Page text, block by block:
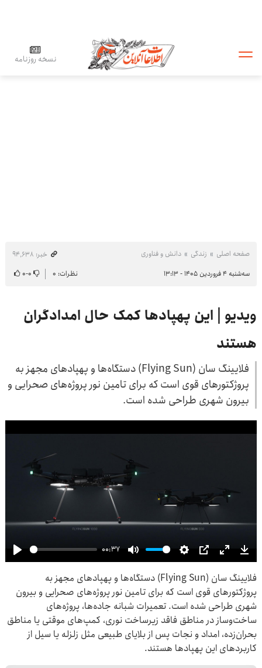
نسخه روزنامه
صفحه اصلی زندگی دانش و فناوری
خبر: ۹۴٬۶۳۸
سه‌شنبه ۴ فروردین ۱۴۰۵ - ۱۳:۱۳
نظرات: ۰ ۰-۰
ویدیو | این پهپادها کمک حال امدادگران
هستند
فلایینگ سان (Flying Sun) دستگاه‌ها و پهپادهای مجهز به
پروژکتورهای قوی است که برای تامین نور پروژه‌های صحرایی و
بیرون شهری طراحی شده است.
Play
00:37
Mute Settings
PIP Enter
فلایینگ سان (Flying Sun) دستگاه‌ها و پهپادهای مجهز به
پروژکتورهای قوی است که برای تامین نور پروژه‌های صحرایی و بیرون
شهری طراحی شده است. تعمیرات شبانه جاده‌ها، پروژه‌های
ساخت‌وساز در مناطق فاقد زیرساخت نوری، کمپ‌های موقتی یا مناطق
بحران‌زده، امداد و نجات پس از بلایای طبیعی مثل زلزله یا سیل از
کاربردهای این پهپادها هستند.